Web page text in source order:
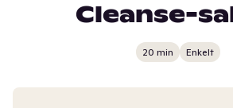
Cleanse-
20 min Enkelt